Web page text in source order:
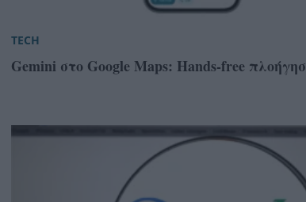
TECH
Gemini στο Google Maps: Hands-free